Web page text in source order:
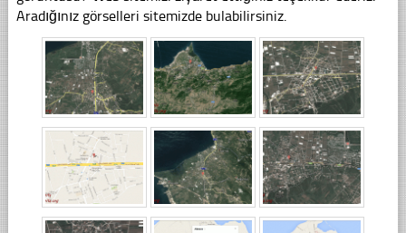
Aradığınız görselleri sitemizde bulabilirsiniz.